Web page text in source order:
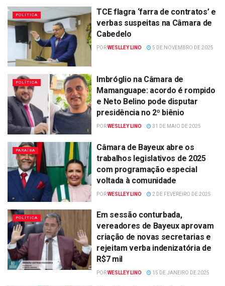
POLÍTICA
TCE flagra ‘farra de contratos’ e
verbas suspeitas na Câmara de
Cabedelo
PORWESLLEY LINO 5 DE NOVEMBRO DE 2025
POLÍTICA
Imbróglio na Câmara de
Mamanguape: acordo é rompido
e Neto Belino pode disputar
presidência no 2º biênio
PORWESLLEY LINO 31 DE MAIO DE 2025
PARAÍBA
Câmara de Bayeux abre os
trabalhos legislativos de 2025
com programação especial
voltada à comunidade
PORWESLLEY LINO 2 DE FEVEREIRO DE 2025
POLÍTICA
Em sessão conturbada,
vereadores de Bayeux aprovam
criação de novas secretarias e
rejeitam verba indenizatória de
R$7 mil
PORWESLLEY LINO 15 DE JANEIRO DE 2025